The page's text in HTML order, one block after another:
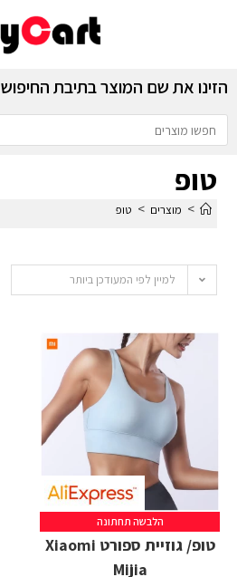
הזינו את שם המוצר בתיבת החיפוש
טופ
> מוצרים > טופ
למיין לפי המעודכן ביותר
הלבשה תחתונה
טופ/ גוזיית ספורט Xiaomi
Mijia